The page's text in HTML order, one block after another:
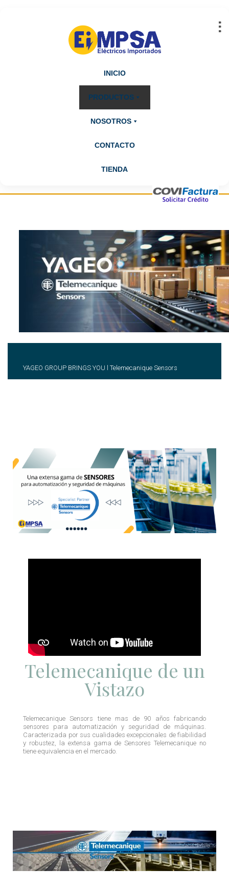
Abrir barra de herramientas
INICIO
PRODUCTOS
NOSOTROS
CONTACTO
TIENDA
YAGEO GROUP BRINGS YOU l Telemecanique Sensors
Telemecanique de un
Vistazo
Telemecanique Sensors tiene mas de 90 años fabricando
sensores para automatización y seguridad de máquinas.
Caracterizada por sus cualidades excepcionales de fiabilidad
y robustez, la extensa gama de Sensores Telemecanique no
tiene equivalencia en el mercado.